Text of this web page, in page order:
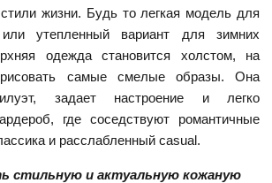
жизни. Будь то легкая модель для
или утепленный вариант для зимних
одежда становится холстом, на
самые смелые образы. Она
задает настроение и легко
где соседствуют романтичные
и расслабленный casual.
стильную и актуальную кожаную